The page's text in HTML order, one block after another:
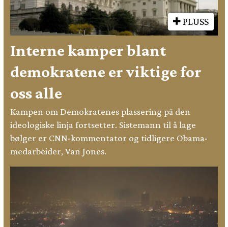
PLUSS
Interne kamper blant
demokratene er viktige for
oss alle
Kampen om Demokratenes plassering på den
ideologiske linja fortsetter. Sistemann til å lage
bølger er CNN-kommentator og tidligere Obama-
medarbeider, Van Jones.